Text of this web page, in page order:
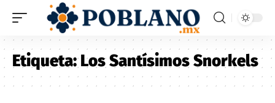
Etiqueta:Los Santísimos Snorkels